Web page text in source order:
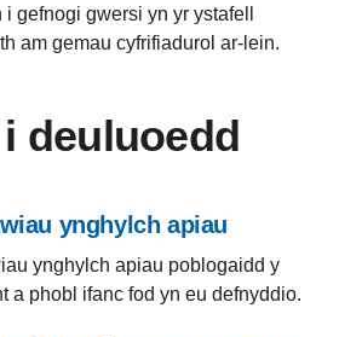
i gefnogi gwersi yn yr ystafell
am gemau cyfrifiadurol ar-lein.
deuluoedd
ynghylch apiau
ynghylch apiau poblogaidd y
a phobl ifanc fod yn eu defnyddio.